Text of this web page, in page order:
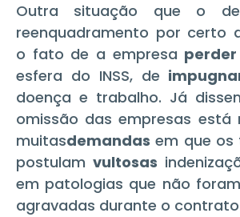
Outra situação que o
reenquadramento por certo
o fato de a empresa perder
esfera do INSS, de
doença e trabalho. Já
omissão das empresas está
muitasdemandas em que os
postulam vultosas
em patologias que não
agravadas durante o